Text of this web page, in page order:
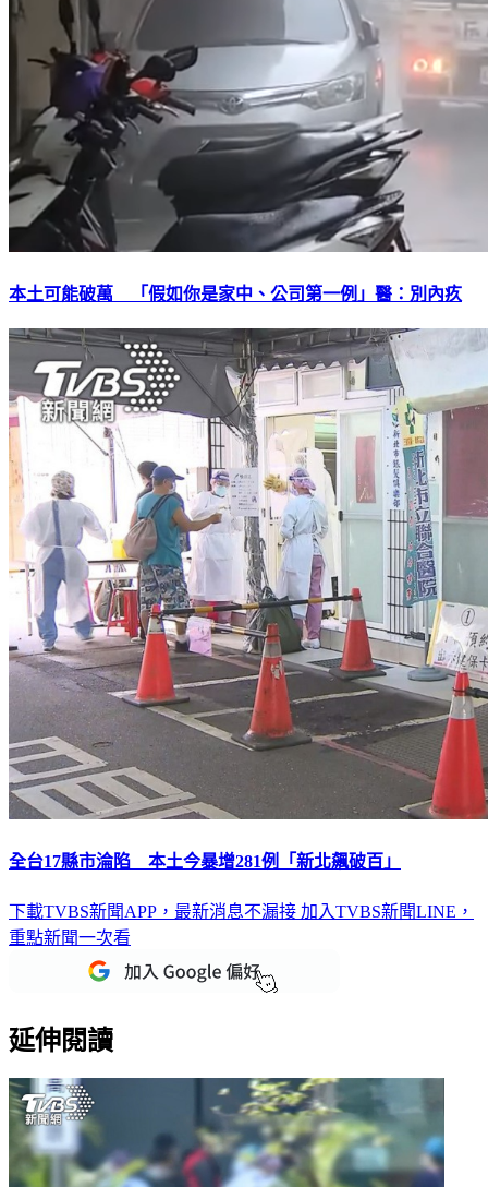
本土可能破萬 「假如你是家中、公司第一例」醫：別內疚
全台17縣市淪陷 本土今暴增281例「新北飆破百」
下載TVBS新聞APP，最新消息不漏接 加入TVBS新聞LINE，
重點新聞一次看
延伸閱讀